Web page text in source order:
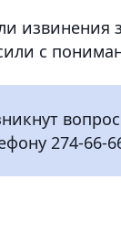
извинения
с
274-66-